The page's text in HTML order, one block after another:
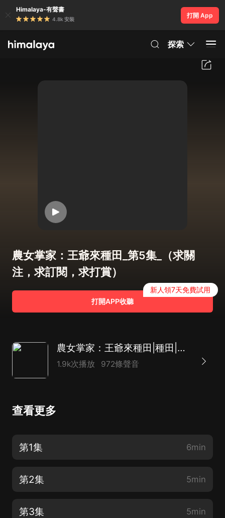
Himalaya-有聲書
4.8k 安裝
打開 App
探索
農女掌家：王爺來種田_第5集_（求關
注，求訂閱，求打賞）
打開APP收聽
新人領7天免費試用
農女掌家：王爺來種田|種田|逆襲|爽文|穿越|AI多播
1.9k次播放 972條聲音
查看更多
第1集 6min
第2集 5min
第3集 5min